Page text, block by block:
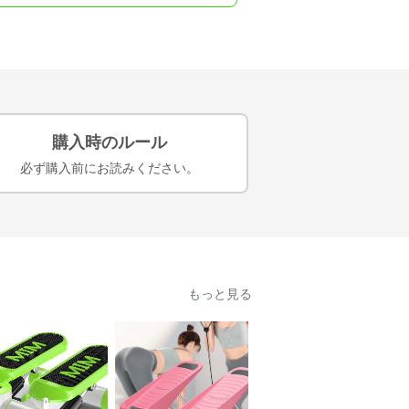
購入時のルール
必ず購入前にお読みください。
もっと見る